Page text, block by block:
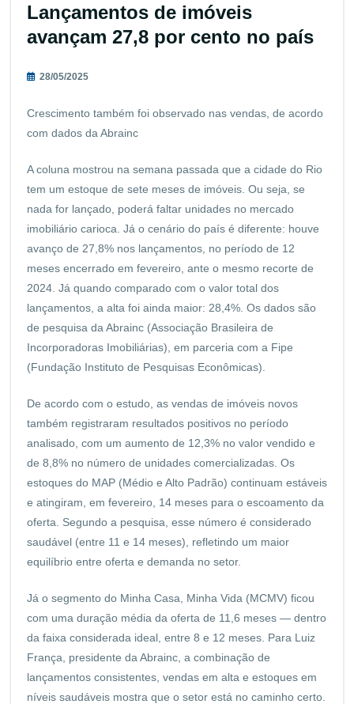
Lançamentos de imóveis
avançam 27,8 por cento no país
28/05/2025
Crescimento também foi observado nas vendas, de acordo
com dados da Abrainc
A coluna mostrou na semana passada que a cidade do Rio
tem um estoque de sete meses de imóveis. Ou seja, se
nada for lançado, poderá faltar unidades no mercado
imobiliário carioca. Já o cenário do país é diferente: houve
avanço de 27,8% nos lançamentos, no período de 12
meses encerrado em fevereiro, ante o mesmo recorte de
2024. Já quando comparado com o valor total dos
lançamentos, a alta foi ainda maior: 28,4%. Os dados são
de pesquisa da Abrainc (Associação Brasileira de
Incorporadoras Imobiliárias), em parceria com a Fipe
(Fundação Instituto de Pesquisas Econômicas).
De acordo com o estudo, as vendas de imóveis novos
também registraram resultados positivos no período
analisado, com um aumento de 12,3% no valor vendido e
de 8,8% no número de unidades comercializadas. Os
estoques do MAP (Médio e Alto Padrão) continuam estáveis
e atingiram, em fevereiro, 14 meses para o escoamento da
oferta. Segundo a pesquisa, esse número é considerado
saudável (entre 11 e 14 meses), refletindo um maior
equilíbrio entre oferta e demanda no setor.
Já o segmento do Minha Casa, Minha Vida (MCMV) ficou
com uma duração média da oferta de 11,6 meses — dentro
da faixa considerada ideal, entre 8 e 12 meses. Para Luiz
França, presidente da Abrainc, a combinação de
lançamentos consistentes, vendas em alta e estoques em
níveis saudáveis mostra que o setor está no caminho certo.